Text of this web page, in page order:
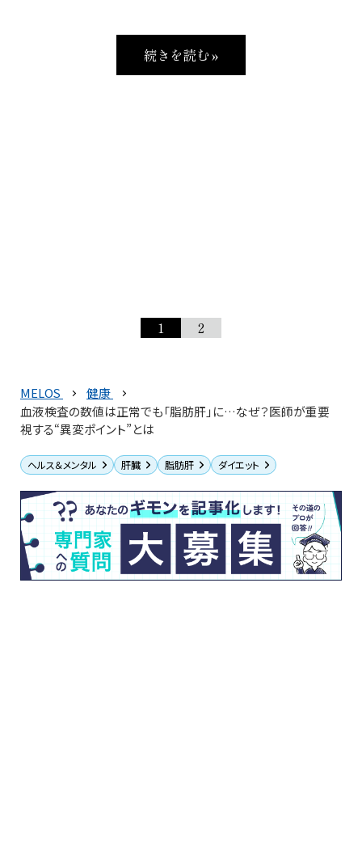
続きを読む »
1 2
MELOS
健康
血液検査の数値は正常でも「脂肪肝」に…なぜ？医師が重要
視する“異変ポイント”とは
ヘルス＆メンタル 肝臓 脂肪肝 ダイエット